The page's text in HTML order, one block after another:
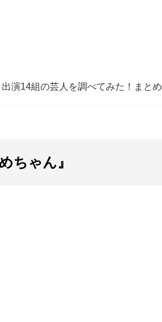
演14組の芸人を調べてみた！まとめ
ちゃん』